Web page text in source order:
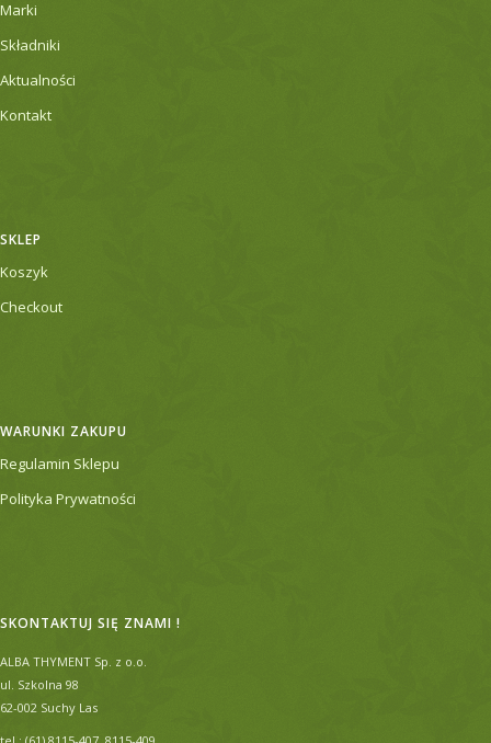
Marki
Składniki
Aktualności
Kontakt
SKLEP
Koszyk
Checkout
WARUNKI ZAKUPU
Regulamin Sklepu
Polityka Prywatności
SKONTAKTUJ SIĘ ZNAMI !
ALBA THYMENT Sp. z o.o.
ul. Szkolna 98
62-002 Suchy Las